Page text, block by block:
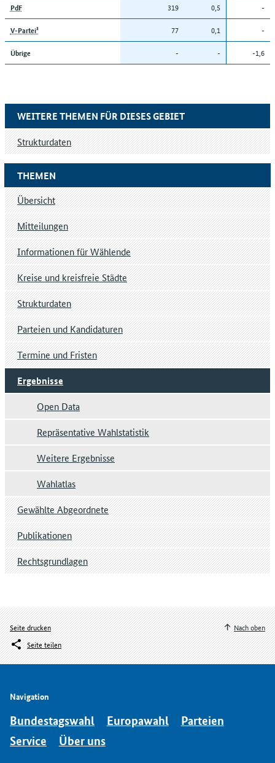
PdF 319 0,5 -
V-Partei³ 77 0,1 -
Übrige - - -1,6
THEMEN
Übersicht
Mitteilungen
Informationen für Wählende
Kreise und kreisfreie Städte
Strukturdaten
Parteien und Kandidaturen
Termine und Fristen
Ergebnisse
Open Data
Repräsentative Wahlstatistik
Weitere Ergebnisse
Wahlatlas
Gewählte Abgeordnete
Publikationen
Rechtsgrundlagen
WEITERE THEMEN FÜR DIESES GEBIET
Strukturdaten
Seite drucken
Seite teilen
Nach oben
Navigation
Bundestagswahl Europawahl
Parteien
Service
Über uns